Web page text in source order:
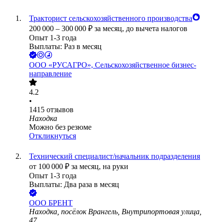
Тракторист сельскохозяйственного производства
200 000 – 300 000 ₽ за месяц, до вычета налогов
Опыт 1-3 года
Выплаты: Раз в месяц
ООО «РУСАГРО», Сельскохозяйственное бизнес-
направление
4.2
•
1415 отзывов
Находка
Можно без резюме
Откликнуться
Технический специалист/начальник подразделения
от 100 000 ₽ за месяц, на руки
Опыт 1-3 года
Выплаты: Два раза в месяц
ООО БРЕНТ
Находка, посёлок Врангель, Внутрипортовая улица,